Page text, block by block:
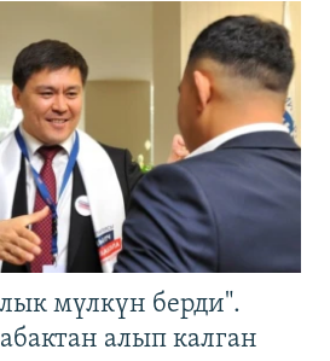
мүлкүн берди".
алып калган